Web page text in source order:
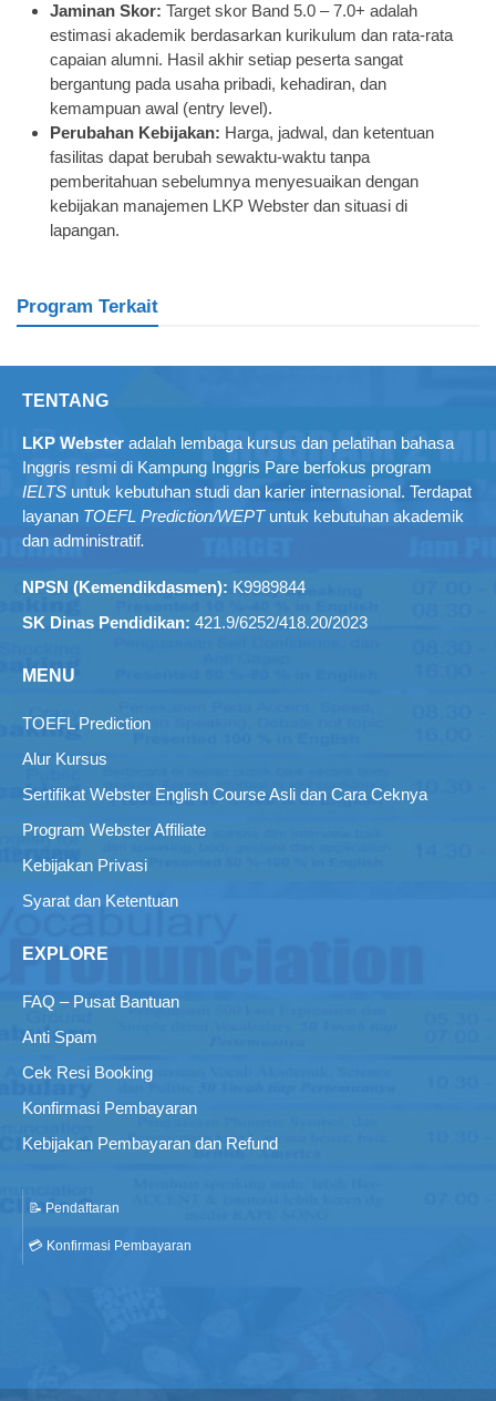
Jaminan Skor: Target skor Band 5.0 – 7.0+ adalah
estimasi akademik berdasarkan kurikulum dan rata-rata
capaian alumni. Hasil akhir setiap peserta sangat
bergantung pada usaha pribadi, kehadiran, dan
kemampuan awal (entry level).
Perubahan Kebijakan: Harga, jadwal, dan ketentuan
fasilitas dapat berubah sewaktu-waktu tanpa
pemberitahuan sebelumnya menyesuaikan dengan
kebijakan manajemen LKP Webster dan situasi di
lapangan.
Program Terkait
TENTANG
LKP Webster adalah lembaga kursus dan pelatihan bahasa
Inggris resmi di Kampung Inggris Pare berfokus program
IELTS untuk kebutuhan studi dan karier internasional. Terdapat
layanan TOEFL Prediction/WEPTuntuk kebutuhan akademik
dan administratif.
NPSN (Kemendikdasmen): K9989844
SK Dinas Pendidikan: 421.9/6252/418.20/2023
MENU
TOEFL Prediction
Alur Kursus
Sertifikat Webster English Course Asli dan Cara Ceknya
Program Webster Affiliate
Kebijakan Privasi
Syarat dan Ketentuan
EXPLORE
FAQ – Pusat Bantuan
Anti Spam
Cek Resi Booking
Konfirmasi Pembayaran
Kebijakan Pembayaran dan Refund
📝 Pendaftaran
💳 Konfirmasi Pembayaran